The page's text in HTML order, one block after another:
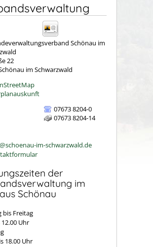
Schönau im
22
im Schwarzwald
07673 8204-0
07673 8204-14
im-schwarzwald.de
der
im
Schönau
bis Freitag
Uhr
18.00 Uhr